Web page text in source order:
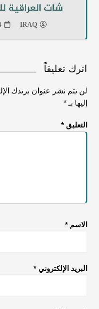
شات العراقية
IRAQ
اترك تعليقاً
لن يتم نشر عنوان بريدك
إليها بـ *
التعليق *
الاسم *
البريد الإلكتروني *